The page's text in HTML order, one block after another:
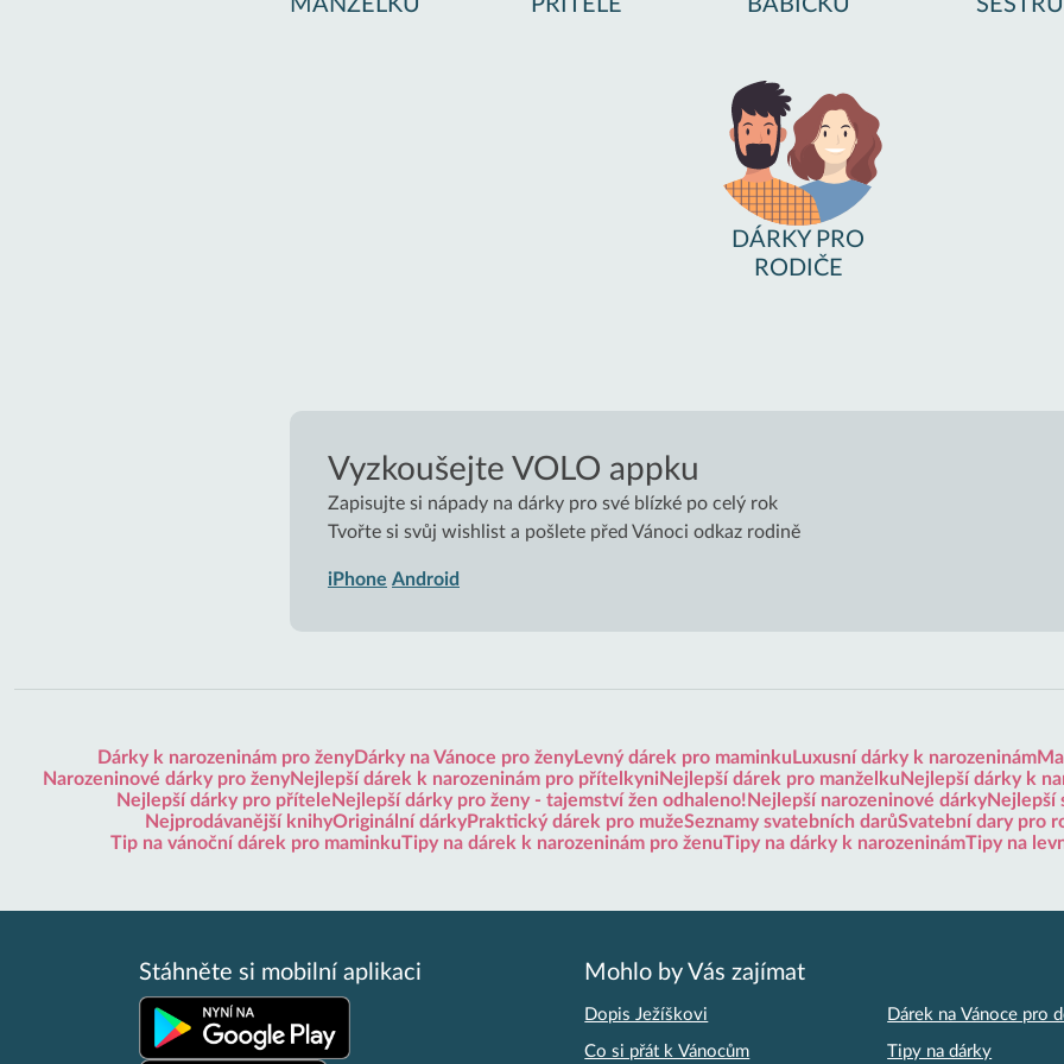
MANŽELKU
PŘÍTELE
BABIČKU
SESTRU
DÁRKY PRO
RODIČE
Vyzkoušejte VOLO appku
Zapisujte si nápady na dárky pro své blízké po celý rok
Tvořte si svůj wishlist a pošlete před Vánoci odkaz rodině
iPhone Android
Dárky k narozeninám pro ženyDárky na Vánoce pro ženyLevný dárek pro maminku Luxusní dárky k narozeninám
Narozeninové dárky pro ženyNejlepší dárek k narozeninám pro přítelkyniNejlepší dárek pro manželku Nejlepší dárky k
Nejlepší dárky pro přítele Nejlepší dárky pro ženy - tajemství žen odhaleno! Nejlepší narozeninové dárkyNejlepší
Nejprodávanější knihyOriginální dárkyPraktický dárek pro mužeSeznamy svatebních darůSvatební dary pro
Tip na vánoční dárek pro maminkuTipy na dárek k narozeninám pro ženuTipy na dárky k narozeninámTipy na
Stáhněte si mobilní aplikaci Mohlo by Vás zajímat
Dopis Ježíškovi
Co si přát k Vánocům
Dárek na Vánoce pro
Tipy na dárky